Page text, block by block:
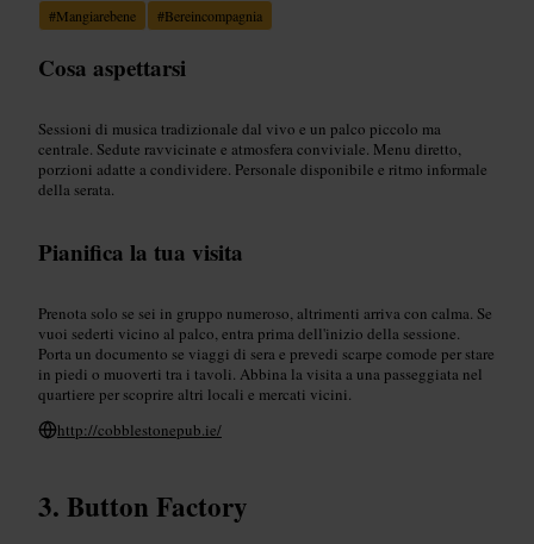
#Mangiarebene #Bereincompagnia
Cosa aspettarsi
Sessioni di musica tradizionale dal vivo e un palco piccolo ma
centrale. Sedute ravvicinate e atmosfera conviviale. Menu diretto,
porzioni adatte a condividere. Personale disponibile e ritmo informale
della serata.
Pianifica la tua visita
Prenota solo se sei in gruppo numeroso, altrimenti arriva con calma. Se
vuoi sederti vicino al palco, entra prima dell'inizio della sessione.
Porta un documento se viaggi di sera e prevedi scarpe comode per stare
in piedi o muoverti tra i tavoli. Abbina la visita a una passeggiata nel
quartiere per scoprire altri locali e mercati vicini.
http://cobblestonepub.ie/
Button Factory